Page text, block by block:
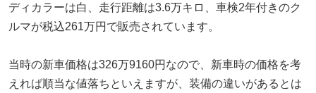
ディカラーは白、走行距離は3.6万キロ、車検2年付きのク
ルマが税込261万円で販売されています。
当時の新車価格は326万9160円なので、新車時の価格を考
えれば順当な値落ちといえますが、装備の違いがあるとは